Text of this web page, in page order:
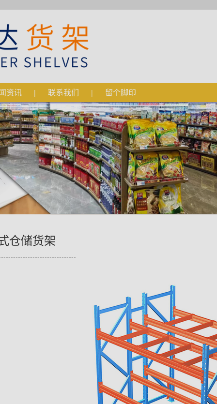
资讯 | 联系我们 | 留个脚印
仓储货架
，你开店我送架
电话 :
*邮箱 :
QQ :
兴趣 :
国籍 :
关闭